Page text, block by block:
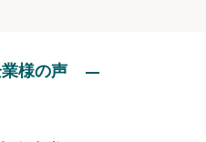
様の声